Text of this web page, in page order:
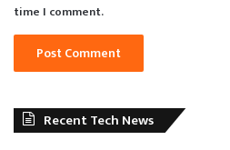
time I comment.
Recent Tech News